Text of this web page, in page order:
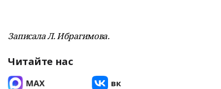
Записала Л. Ибрагимова.
Читайте нас